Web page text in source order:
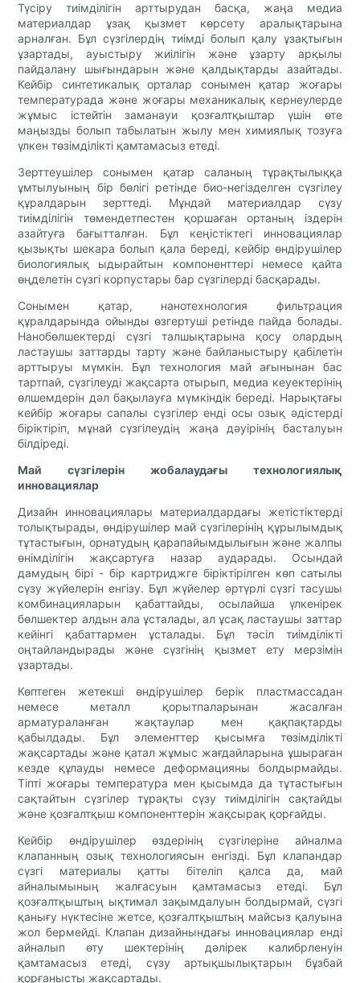
Түсіру тиімділігін арттырудан басқа, жаңа медиа
материалдар ұзақ қызмет көрсету аралықтарына
арналған. Бұл сүзгілердің тиімді болып қалу ұзақтығын
ұзартады, ауыстыру жиілігін және ұзарту арқылы
пайдалану шығындарын және қалдықтарды азайтады.
Кейбір синтетикалық орталар сонымен қатар жоғары
температурада және жоғары механикалық кернеулерде
жұмыс істейтін заманауи қозғалтқыштар үшін өте
маңызды болып табылатын жылу мен химиялық тозуға
үлкен төзімділікті қамтамасыз етеді.
Зерттеушілер сонымен қатар саланың тұрақтылыққа
ұмтылуының бір бөлігі ретінде био-негізделген сүзгілеу
құралдарын зерттеді. Мұндай материалдар сүзу
тиімділігін төмендетпестен қоршаған ортаның іздерін
азайтуға бағытталған. Бұл кеңістіктегі инновациялар
қызықты шекара болып қала береді, кейбір өндірушілер
биологиялық ыдырайтын компоненттері немесе қайта
өңделетін сүзгі корпустары бар сүзгілерді басқарады.
Сонымен қатар, нанотехнология фильтрация
құралдарында ойынды өзгертуші ретінде пайда болады.
Нанобөлшектерді сүзгі талшықтарына қосу олардың
ластаушы заттарды тарту және байланыстыру қабілетін
арттыруы мүмкін. Бұл технология май ағынынан бас
тартпай, сүзгілеуді жақсарта отырып, медиа кеуектерінің
өлшемдерін дәл бақылауға мүмкіндік береді. Нарықтағы
кейбір жоғары сапалы сүзгілер енді осы озық әдістерді
біріктіріп, мұнай сүзгілеудің жаңа дәуірінің басталуын
білдіреді.
Май сүзгілерін жобалаудағы технологиялық
инновациялар
Дизайн инновациялары материалдардағы жетістіктерді
толықтырады, өндірушілер май сүзгілерінің құрылымдық
тұтастығын, орнатудың қарапайымдылығын және жалпы
өнімділігін жақсартуға назар аударады. Осындай
дамудың бірі - бір картриджге біріктірілген көп сатылы
сүзу жүйелерін енгізу. Бұл жүйелер әртүрлі сүзгі тасушы
комбинацияларын қабаттайды, осылайша үлкенірек
бөлшектер алдын ала ұсталады, ал ұсақ ластаушы заттар
кейінгі қабаттармен ұсталады. Бұл тәсіл тиімділікті
оңтайландырады және сүзгінің қызмет ету мерзімін
ұзартады.
Көптеген жетекші өндірушілер берік пластмассадан
немесе металл қорытпаларынан жасалған
арматураланған жақтаулар мен қақпақтарды
қабылдады. Бұл элементтер қысымға төзімділікті
жақсартады және қатал жұмыс жағдайларына ұшыраған
кезде құлауды немесе деформацияны болдырмайды.
Тіпті жоғары температура мен қысымда да тұтастығын
сақтайтын сүзгілер тұрақты сүзу тиімділігін сақтайды
және қозғалтқыш компоненттерін жақсырақ қорғайды.
Кейбір өндірушілер өздерінің сүзгілеріне айналма
клапанның озық технологиясын енгізді. Бұл клапандар
сүзгі материалы қатты бітеліп қалса да, май
айналымының жалғасуын қамтамасыз етеді. Бұл
қозғалтқыштың ықтимал зақымдалуын болдырмай, сүзгі
қанығу нүктесіне жетсе, қозғалтқыштың майсыз қалуына
жол бермейді. Клапан дизайнындағы инновациялар енді
айналып өту шектерінің дәлірек калибрленуін
қамтамасыз етеді, сүзу артықшылықтарын бұзбай
қорғанысты жақсартады.